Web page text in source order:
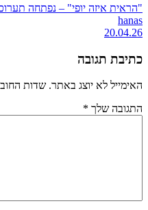
"הראית איזה יופי" – נפתחה
hanas
20.04.26
כתיבת תגובה
האימייל לא יוצג באתר. שדות
התגובה שלך *